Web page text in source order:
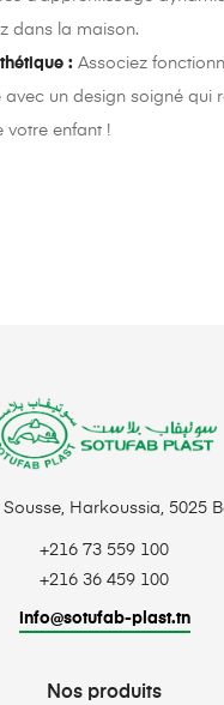
dans la maison.
: Associez
avec un design soigné qui
votre enfant !
Sousse, Harkoussia, 5025
+216 73 559 100
+216 36 459 100
info@sotufab-plast.tn
Nos produits